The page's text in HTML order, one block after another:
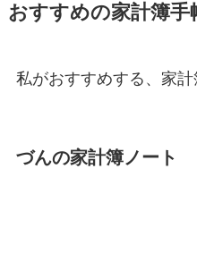
おすすめの家計簿手
私がおすすめする、家計
づんの家計簿ノート